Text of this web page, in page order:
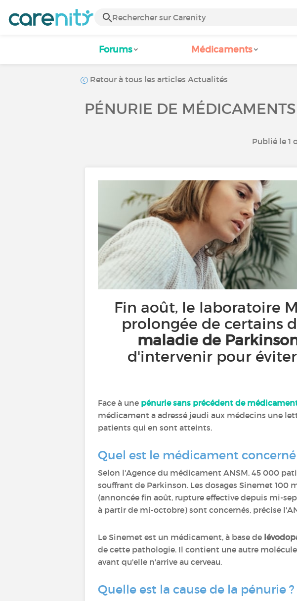
Forums Médicaments
Retour à tous les articles Actualités
PÉNURIE DE
Publié le 1
Fin août, le laboratoire
prolongée de certains
maladie de
d'intervenir pour
Face à une pénurie sans précédent de
médicament a adressé jeudi aux médecins une
patients qui en sont atteints.
Quel est le médicament concerné
Selon l'Agence du médicament ANSM, 45 000
souffrant de Parkinson. Les dosages Sinemet
(annoncée fin août, rupture effective depuis mi-
à partir de mi-octobre) sont concernés, précise
Le Sinemet est un médicament, à base de
de cette pathologie. Il contient une autre
avant qu'elle n'arrive au cerveau.
Quelle est la cause de la pénurie ?